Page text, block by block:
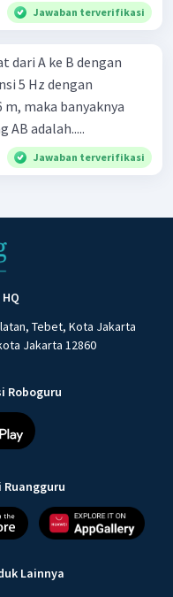
Jawaban terverifikasi
dari A ke B dengan
5 Hz dengan
m, maka banyaknya
adalah.....
Jawaban terverifikasi
HQ
Tebet, Kota Jakarta
Jakarta 12860
Roboguru
Ruangguru
Lainnya